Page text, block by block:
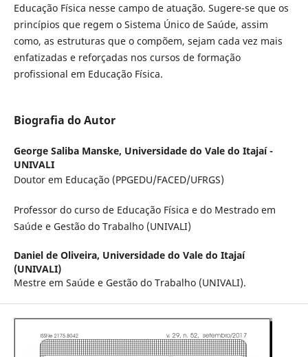
Educação Física nesse campo de atuação. Sugere-se que os
princípios que regem o Sistema Único de Saúde, assim
como, as estruturas que o compõem, sejam cada vez mais
enfatizadas e reforçadas nos cursos de formação
profissional em Educação Física.
Biografia do Autor
George Saliba Manske, Universidade do Vale do Itajaí -
UNIVALI
Doutor em Educação (PPGEDU/FACED/UFRGS)
Professor do curso de Educação Física e do Mestrado em
Saúde e Gestão do Trabalho (UNIVALI)
Daniel de Oliveira, Universidade do Vale do Itajaí
(UNIVALI)
Mestre em Saúde e Gestão do Trabalho (UNIVALI).